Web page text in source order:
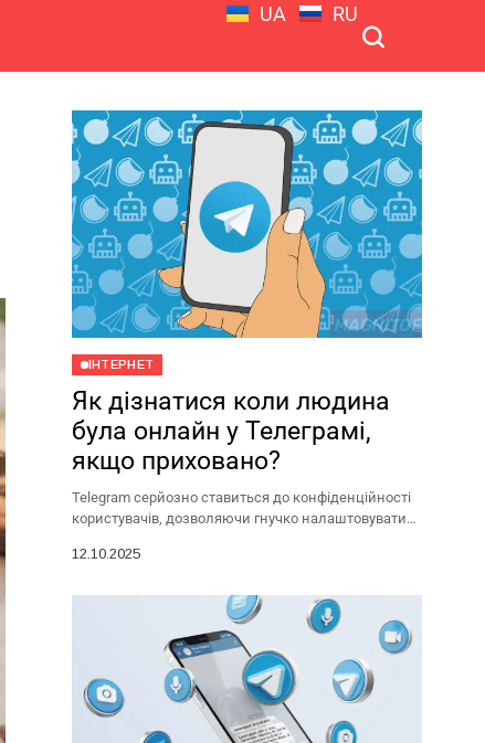
UA RU
ІНТЕРНЕТ
Як дізнатися коли людина
була онлайн у Телеграмі,
якщо приховано?
Telegram серйозно ставиться до конфіденційності
користувачів, дозволяючи гнучко налаштовувати
приховала час останньої активності, замість
12.10.2025